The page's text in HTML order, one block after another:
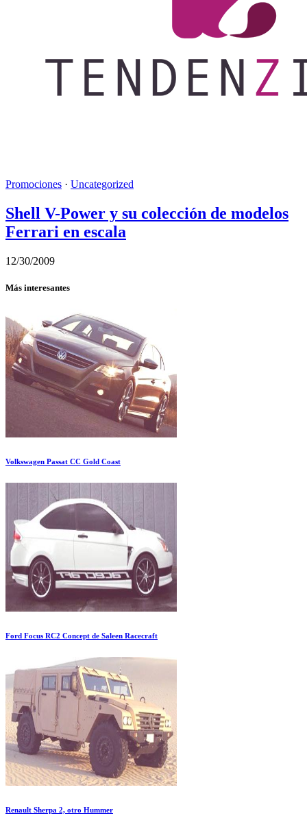
Promociones · Uncategorized
Shell V-Power y su colección de modelos
Ferrari en escala
12/30/2009
Más interesantes
Volkswagen Passat CC Gold Coast
Ford Focus RC2 Concept de Saleen Racecraft
Renault Sherpa 2, otro Hummer